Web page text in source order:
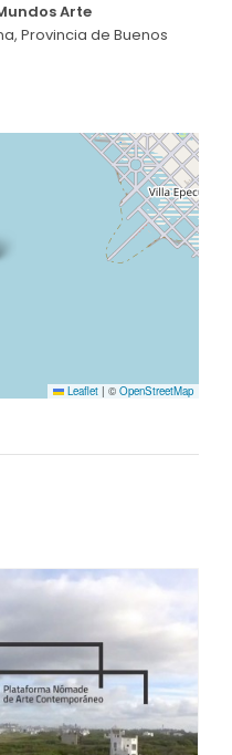
Arte
Provincia de Buenos
Leaflet | © OpenStreetMap